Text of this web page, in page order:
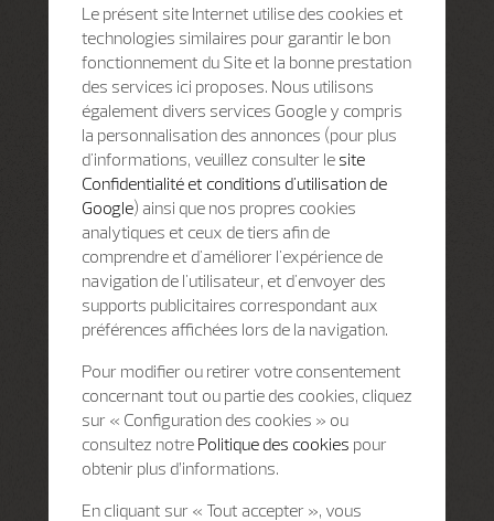
Le présent site Internet utilise des cookies et
technologies similaires pour garantir le bon
fonctionnement du Site et la bonne prestation
des services ici proposes. Nous utilisons
également divers services Google y compris
la personnalisation des annonces (pour plus
d'informations, veuillez consulter le site
Confidentialité et conditions d'utilisation de
Google) ainsi que nos propres cookies
analytiques et ceux de tiers afin de
comprendre et d'améliorer l'expérience de
navigation de l'utilisateur, et d'envoyer des
supports publicitaires correspondant aux
préférences affichées lors de la navigation.
Pour modifier ou retirer votre consentement
concernant tout ou partie des cookies, cliquez
sur « Configuration des cookies » ou
consultez notre Politique des cookies pour
obtenir plus d’informations.
En cliquant sur « Tout accepter », vous